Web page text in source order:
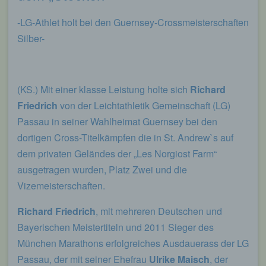
-LG-Athlet holt bei den Guernsey-Crossmeisterschaften
Silber-
(KS.) Mit einer klasse Leistung holte sich Richard
Friedrich von der Leichtathletik Gemeinschaft (LG)
Passau in seiner Wahlheimat Guernsey bei den
dortigen Cross-Titelkämpfen die in St. Andrew`s auf
dem privaten Geländes der „Les Norgiost Farm“
ausgetragen wurden, Platz Zwei und die
Vizemeisterschaften.
Richard Friedrich, mit mehreren Deutschen und
Bayerischen Meistertiteln und 2011 Sieger des
München Marathons erfolgreiches Ausdauerass der LG
Passau, der mit seiner Ehefrau Ulrike Maisch, der
Die Blogposts können in der Regel von Dritten
kommentiert werden.
betroffenen Person hinterlassenen Kommentaren
auch Angaben zum Zeitpunkt der
Kommentareingabe sowie zu dem von der
betroffenen Person gewählten Nutzernamen
(Pseudonym) gespeichert und veröffentlicht.
Ferner wird die vom Internet-Service-Provider
(ISP) der betroffenen Person vergebene IP-
Adresse mitprotokolliert. Diese Speicherung der
IP-Adresse erfolgt aus Sicherheitsgründen und für
den Fall, dass die betroffene Person durch einen
verletzt oder rechtswidrige Inhalte postet. Die
Speicherung dieser personenbezogenen Daten
erfolgt daher im eigenen Interesse des für die
Verarbeitung Verantwortlichen, damit sich dieser
im Falle einer Rechtsverletzung gegebenenfalls